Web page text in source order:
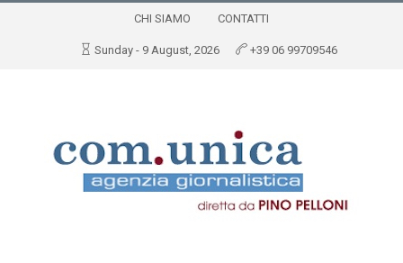
CHI SIAMO CONTATTI
Sunday - 9 August, 2026 +39 06 99709546